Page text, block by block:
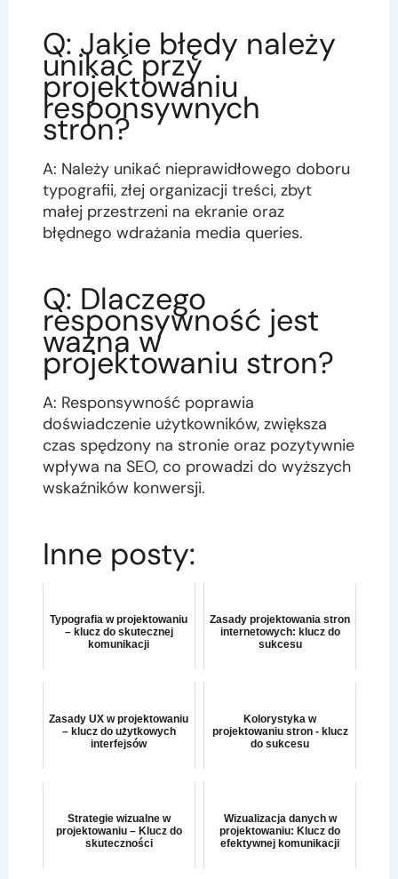
Q: Jakie błędy należy
unikać przy
projektowaniu
responsywnych
stron?
A: Należy unikać nieprawidłowego doboru
typografii, złej organizacji treści, zbyt
małej przestrzeni na ekranie oraz
błędnego wdrażania media queries.
Q: Dlaczego
responsywność jest
ważna w
projektowaniu stron?
A: Responsywność poprawia
doświadczenie użytkowników, zwiększa
czas spędzony na stronie oraz pozytywnie
wpływa na SEO, co prowadzi do wyższych
wskaźników konwersji.
Inne posty:
Typografia w projektowaniu
– klucz do skutecznej
komunikacji
Zasady projektowania stron
internetowych: klucz do
sukcesu
Zasady UX w projektowaniu
– klucz do użytkowych
interfejsów
Kolorystyka w
projektowaniu stron - klucz
do sukcesu
Strategie wizualne w
projektowaniu – Klucz do
skuteczności
Wizualizacja danych w
projektowaniu: Klucz do
efektywnej komunikacji